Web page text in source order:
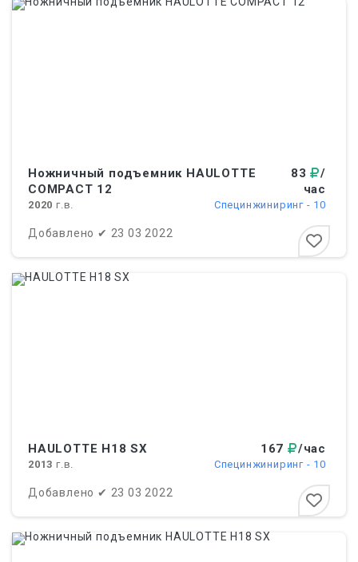
Ножничный подъемник HAULOTTE
COMPACT 12
83
/
час
2020 г.в. Специнжиниринг - 10
Добавлено ✔ 23 03 2022
HAULOTTE H18 SX 167 /час
2013 г.в. Cпецинжиниринг - 10
Добавлено ✔ 23 03 2022